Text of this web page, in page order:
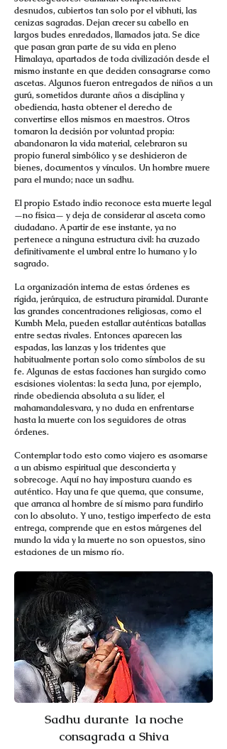
desnudos, cubiertos tan solo por el vibhuti, las
cenizas sagradas. Dejan crecer su cabello en
largos bucles enredados, llamados jata. Se dice
que pasan gran parte de su vida en pleno
Himalaya, apartados de toda civilización desde el
mismo instante en que deciden consagrarse como
ascetas. Algunos fueron entregados de niños a un
gurú, sometidos durante años a disciplina y
obediencia, hasta obtener el derecho de
convertirse ellos mismos en maestros. Otros
tomaron la decisión por voluntad propia:
abandonaron la vida material, celebraron su
propio funeral simbólico y se deshicieron de
bienes, documentos y vínculos. Un hombre muere
para el mundo; nace un sadhu.
El propio Estado indio reconoce esta muerte legal
—no física— y deja de considerar al asceta como
ciudadano. A partir de ese instante, ya no
pertenece a ninguna estructura civil: ha cruzado
definitivamente el umbral entre lo humano y lo
sagrado.
La organización interna de estas órdenes es
rígida, jerárquica, de estructura piramidal. Durante
las grandes concentraciones religiosas, como el
Kumbh Mela, pueden estallar auténticas batallas
entre sectas rivales. Entonces aparecen las
espadas, las lanzas y los tridentes que
habitualmente portan solo como símbolos de su
fe. Algunas de estas facciones han surgido como
escisiones violentas: la secta Juna, por ejemplo,
rinde obediencia absoluta a su líder, el
mahamandalesvara, y no duda en enfrentarse
hasta la muerte con los seguidores de otras
órdenes.
Contemplar todo esto como viajero es asomarse
a un abismo espiritual que desconcierta y
sobrecoge. Aquí no hay impostura cuando es
auténtico. Hay una fe que quema, que consume,
que arranca al hombre de sí mismo para fundirlo
con lo absoluto. Y uno, testigo imperfecto de esta
entrega, comprende que en estos márgenes del
mundo la vida y la muerte no son opuestos, sino
estaciones de un mismo río.
Sadhu durante la noche
consagrada a Shiva